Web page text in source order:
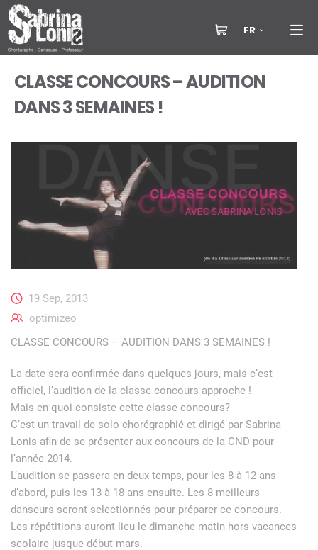
FR
CLASSE CONCOURS – AUDITION
DANS 3 SEMAINES !
19 Sep, 2013
optimizeo
CLASSE CONCOURS – AUDITION DANS 3 SEMAINES !
La date sera confirmée dans quelques jours, mais c’est
officiel, l’audition de la classe concours approche !
Mais en quoi consiste cette classe concours?
C’est un travail de solo chorégraphié et dirigé par Sabrina
Lonis afin de se présenter aux concours de la CND pour
l’année 2014.
L’audition se passera en deux temps, pour les 8 à 12 ans
d’abord, puis les 13 à 18 ans ensuite. Les 8 meilleurs
danseurs seront selectionnés pour préparer ce concours.
Les répétitions auront lieu le dimanche matin hors vacances
scolaire jusque début mars.